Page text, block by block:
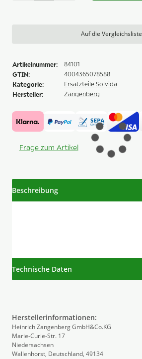
Auf die Vergleichsliste
Artikelnummer: 84101
GTIN: 4004365078588
Kategorie: Ersatzteile Solvida
Hersteller: Zangenberg
Frage zum Artikel
Beschreibung
Technische Daten
Herstellerinformationen:
Heinrich Zangenberg GmbH&Co.KG
Marie-Curie-Str. 17
Niedersachsen
Wallenhorst, Deutschland, 49134